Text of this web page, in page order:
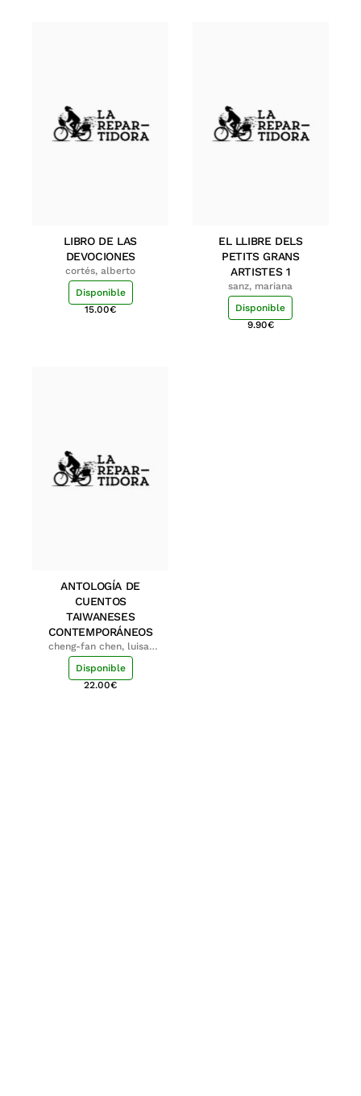
LIBRO DE LAS
DEVOCIONES
cortés, alberto
Disponible
15.00€
EL LLIBRE DELS
PETITS GRANS
ARTISTES 1
sanz, mariana
Disponible
9.90€
ANTOLOGÍA DE
CUENTOS
TAIWANESES
CONTEMPORÁNEOS
cheng-fan chen, luisa;
shu-ying chang, luisa
Disponible
22.00€